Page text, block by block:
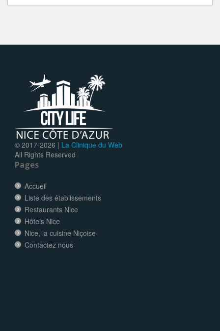
© 2017-2026 | La Clinique du Web
All Rights Reserved
Pages
Accueil
Liste des établissements
Restaurants Nice
Hôtels Nice
Nice, la cuisine Niçoise
Contactez nous